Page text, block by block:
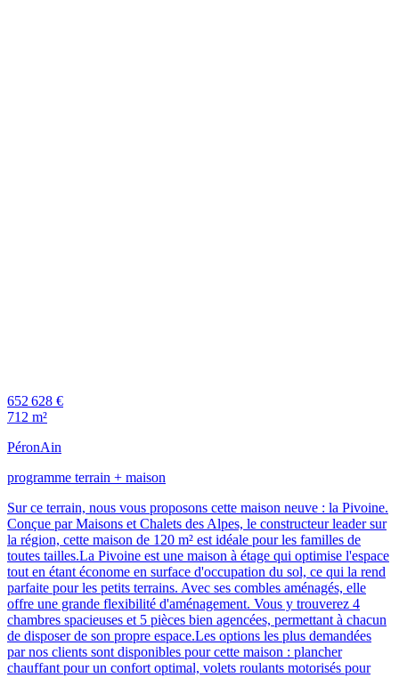
652 628 €
712 m²
PéronAin
programme terrain + maison
Sur ce terrain, nous vous proposons cette maison neuve : la Pivoine.
Conçue par Maisons et Chalets des Alpes, le constructeur leader sur
la région, cette maison de 120 m² est idéale pour les familles de
toutes tailles.La Pivoine est une maison à étage qui optimise l'espace
tout en étant économe en surface d'occupation du sol, ce qui la rend
parfaite pour les petits terrains. Avec ses combles aménagés, elle
offre une grande flexibilité d'aménagement. Vous y trouverez 4
chambres spacieuses et 5 pièces bien agencées, permettant à chacun
de disposer de son propre espace.Les options les plus demandées
par nos clients sont disponibles pour cette maison : plancher
chauffant pour un confort optimal, volets roulants motorisés pour